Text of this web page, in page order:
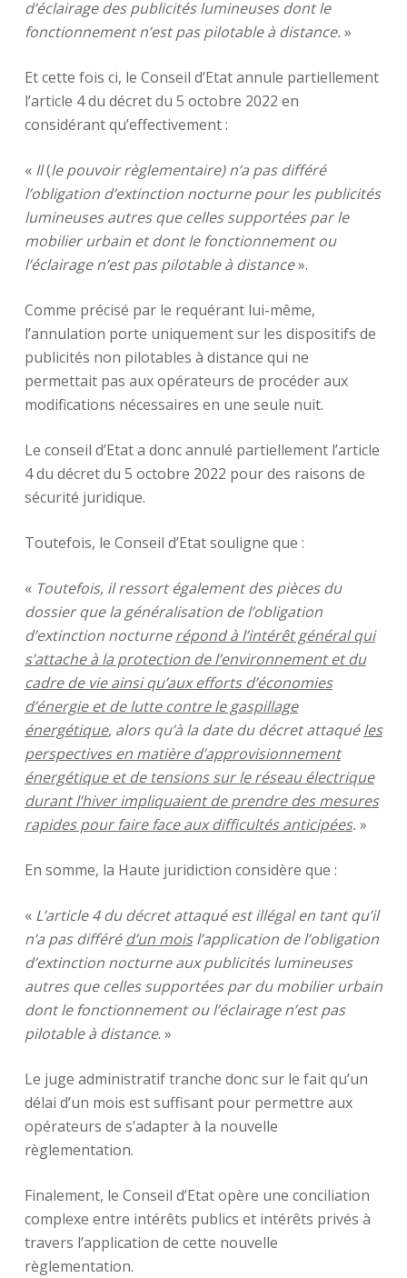
d’éclairage des publicités lumineuses dont le
fonctionnement n’est pas pilotable à distance. »
Et cette fois ci, le Conseil d’Etat annule partiellement
l’article 4 du décret du 5 octobre 2022 en
considérant qu’effectivement :
« Il(le pouvoir règlementaire) n’a pas différé
l’obligation d’extinction nocturne pour les publicités
lumineuses autres que celles supportées par le
mobilier urbain et dont le fonctionnement ou
l’éclairage n’est pas pilotable à distance».
Comme précisé par le requérant lui-même,
l’annulation porte uniquement sur les dispositifs de
publicités non pilotables à distance qui ne
permettait pas aux opérateurs de procéder aux
modifications nécessaires en une seule nuit.
Le conseil d’Etat a donc annulé partiellement l’article
4 du décret du 5 octobre 2022 pour des raisons de
sécurité juridique.
Toutefois, le Conseil d’Etat souligne que :
« Toutefois, il ressort également des pièces du
dossier que la généralisation de l’obligation
d’extinction nocturnerépond à l’intérêt général qui
s’attache à la protection de l’environnement et du
cadre de vie ainsi qu’aux efforts d’économies
d’énergie et de lutte contre le gaspillage
énergétique, alors qu’à la date du décret attaquéles
perspectives en matière d’approvisionnement
énergétique et de tensions sur le réseau électrique
durant l’hiver impliquaient de prendre des mesures
rapides pour faire face aux difficultés anticipées. »
En somme, la Haute juridiction considère que :
« L’article 4 du décret attaqué est illégal en tant qu’il
n’a pas différéd’un moisl’application de l’obligation
d’extinction nocturne aux publicités lumineuses
autres que celles supportées par du mobilier urbain
dont le fonctionnement ou l’éclairage n’est pas
pilotable à distance. »
Le juge administratif tranche donc sur le fait qu’un
délai d’un mois est suffisant pour permettre aux
opérateurs de s’adapter à la nouvelle
règlementation.
Finalement, le Conseil d’Etat opère une conciliation
complexe entre intérêts publics et intérêts privés à
travers l’application de cette nouvelle
règlementation.